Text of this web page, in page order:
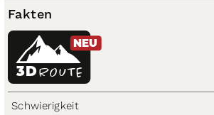
Fakten
ROUTE
3D
NEU
Schwierigkeit